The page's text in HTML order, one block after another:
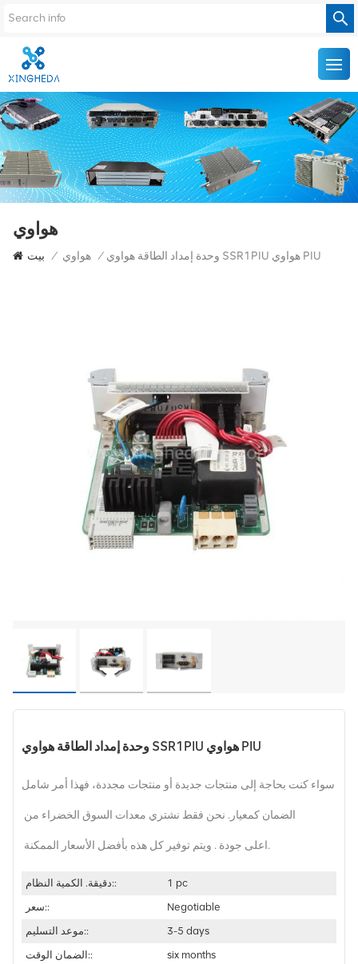
هواوي
بيت / هواوي / وحدة إمداد الطاقة هواوي SSR1PIU هواوي PIU
وحدة إمداد الطاقة هواوي SSR1PIU هواوي PIU
سواء كنت بحاجة إلى منتجات جديدة أو منتجات مجددة، فهذا أمر شامل
الضمان كمعيار. نحن فقط نشتري معدات السوق الخضراء من
اعلى جودة . ويتم توفير كل هذه بأفضل الأسعار الممكنة.
دقيقة. الكمية النظام::
1 pc
سعر::
Negotiable
موعد التسليم::
3-5 days
الضمان الوقت::
six months